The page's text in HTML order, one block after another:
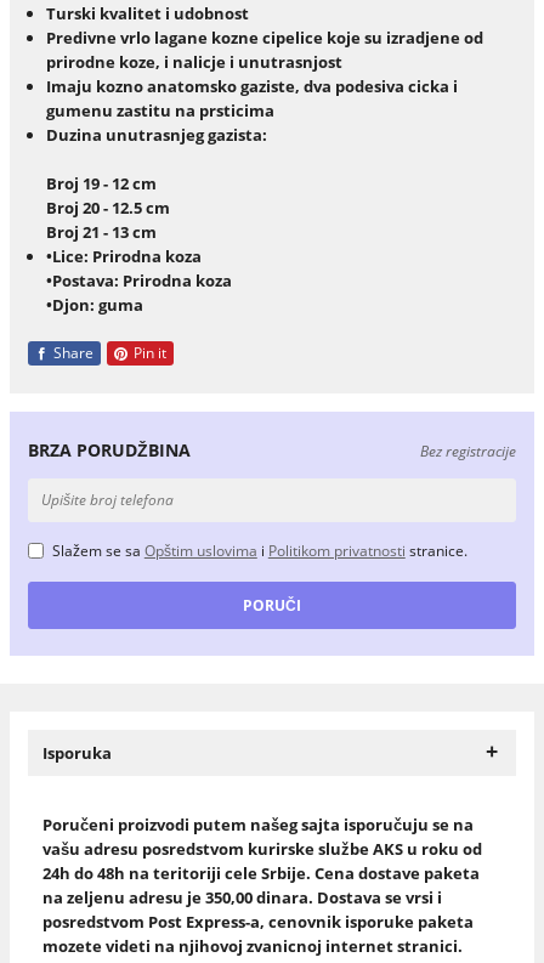
Turski kvalitet i udobnost
Predivne vrlo lagane kozne cipelice koje su izradjene od
prirodne koze, i nalicje i unutrasnjost
Imaju kozno anatomsko gaziste, dva podesiva cicka i
gumenu zastitu na prsticima
Duzina unutrasnjeg gazista:
Broj 19 - 12 cm
Broj 20 - 12.5 cm
Broj 21 - 13 cm
•Lice: Prirodna koza
•Postava: Prirodna koza
•Djon: guma
Share Pin it
BRZA PORUDŽBINA Bez registracije
Slažem se sa Opštim uslovima i Politikom privatnosti stranice.
Isporuka +
Poručeni proizvodi putem našeg sajta isporučuju se na
vašu adresu posredstvom kurirske službe AKS u roku od
24h do 48h na teritoriji cele Srbije. Cena dostave paketa
na zeljenu adresu je 350,00 dinara. Dostava se vrsi i
posredstvom Post Express-a, cenovnik isporuke paketa
mozete videti na njihovoj zvanicnoj internet stranici.